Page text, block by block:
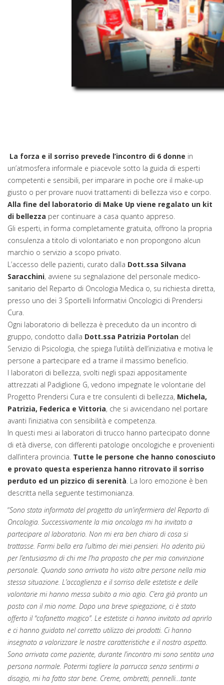
La forza e il sorriso prevede l’incontro di 6 donne in
un’atmosfera informale e piacevole sotto la guida di esperti
competenti e sensibili, per imparare in poche ore il make-up
giusto o per provare nuovi trattamenti di bellezza viso e corpo.
Alla fine del laboratorio di Make Up viene regalato un kit
di bellezza per continuare a casa quanto appreso.
Gli esperti, in forma completamente gratuita, offrono la propria
consulenza a titolo di volontariato e non propongono alcun
marchio o servizio a scopo privato.
L’accesso delle pazienti, curato dalla Dott.ssa Silvana
Saracchini, avviene su segnalazione del personale medico-
sanitario del Reparto di Oncologia Medica o, su richiesta diretta,
presso uno dei 3 Sportelli Informativi Oncologici di Prendersi
Cura.
Ogni laboratorio di bellezza è preceduto da un incontro di
gruppo, condotto dalla Dott.ssa Patrizia Portolan del
Servizio di Psicologia, che spiega l’utilità dell’iniziativa e motiva le
persone a partecipare ed a trarne il massimo beneficio.
I laboratori di bellezza, svolti negli spazi appositamente
attrezzati al Padiglione G, vedono impegnate le volontarie del
Progetto Prendersi Cura e tre consulenti di bellezza, Michela,
Patrizia, Federica e Vittoria, che si avvicendano nel portare
avanti l’iniziativa con sensibilità e competenza.
In questi mesi ai laboratori di trucco hanno partecipato donne
di età diverse, con differenti patologie oncologiche e provenienti
dall’intera provincia. Tutte le persone che hanno conosciuto
e provato questa esperienza hanno ritrovato il sorriso
perduto ed un pizzico di serenità. La loro emozione è ben
descritta nella seguente testimonianza.
“Sono stata informata del progetto da un’infermiera del Reparto di
Oncologia. Successivamente la mia oncologa mi ha invitato a
partecipare al laboratorio. Non mi era ben chiaro di cosa si
trattasse. Farmi bella era l’ultimo dei miei pensieri. Ho aderito più
per l’entusiasmo di chi me l’ha proposto che per mia convinzione
personale. Quando sono arrivata ho visto altre persone nella mia
stessa situazione. L’accoglienza e il sorriso delle estetiste e delle
volontarie mi hanno messa subito a mio agio. C’era già pronto un
posto con il mio nome. Dopo una breve spiegazione, ci è stato
offerto il “cofanetto magico”. Le estetiste ci hanno invitato ad aprirlo
e ci hanno guidato nel corretto utilizzo dei prodotti. Ci hanno
insegnato a valorizzare le nostre caratteristiche e il nostro aspetto.
Sono arrivata come paziente, durante l’incontro mi sono sentita una
persona normale. Potermi togliere la parrucca senza sentirmi a
disagio, mi ha fatto star bene. Creme, ombretti, pennelli…tante